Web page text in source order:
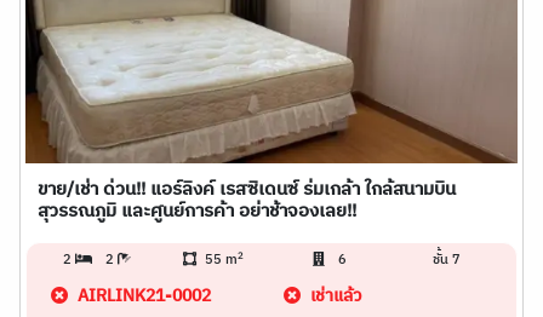
ขาย/เช่า ด่วน!! แอร์ลิงค์ เรสซิเดนซ์ ร่มเกล้า ใกล้สนามบิน
สุวรรณภูมิ และศูนย์การค้า อย่าช้าจองเลย!!
2 2 55 m2 6 ชั้น 7
AIRLINK21-0002 เช่าแล้ว